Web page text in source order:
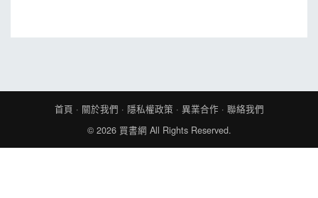
首頁 · 關於我們 · 隱私權政策 · 異業合作 · 聯絡我們
© 2026 買書網 All Rights Reserved.